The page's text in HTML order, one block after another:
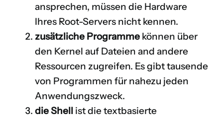
ansprechen, müssen die Hardware
Ihres Root-Servers nicht kennen.
zusätzliche Programme können über
den Kernel auf Dateien and andere
Ressourcen zugreifen. Es gibt tausende
von Programmen für nahezu jeden
Anwendungszweck.
die Shell ist die textbasierte